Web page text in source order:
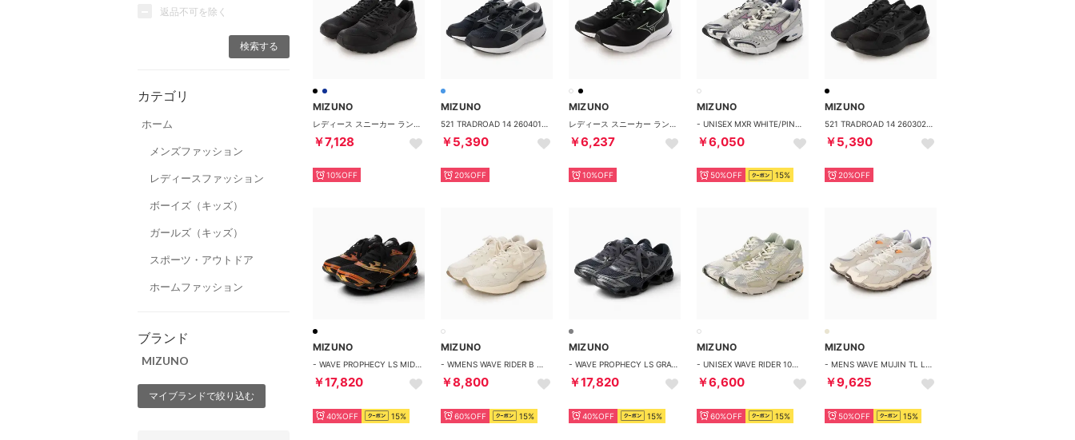
返品不可を除く
カテゴリ
ホーム
メンズファッション
レディースファッション
ボーイズ（キッズ）
ガールズ（キッズ）
スポーツ・アウトドア
ホームファッション
ブランド
MIZUNO
マイブランドで絞り込む
MIZUNO
￥7,128
10%OFF
MIZUNO
￥5,390
20%OFF
MIZUNO
￥6,237
10%OFF
MIZUNO
￥6,050
50%OFF 15%
MIZUNO
￥5,390
20%OFF
MIZUNO
￥17,820
40%OFF 15%
MIZUNO
￥8,800
60%OFF 15%
MIZUNO
￥17,820
40%OFF 15%
MIZUNO
￥6,600
60%OFF 15%
MIZUNO
￥9,625
50%OFF 15%